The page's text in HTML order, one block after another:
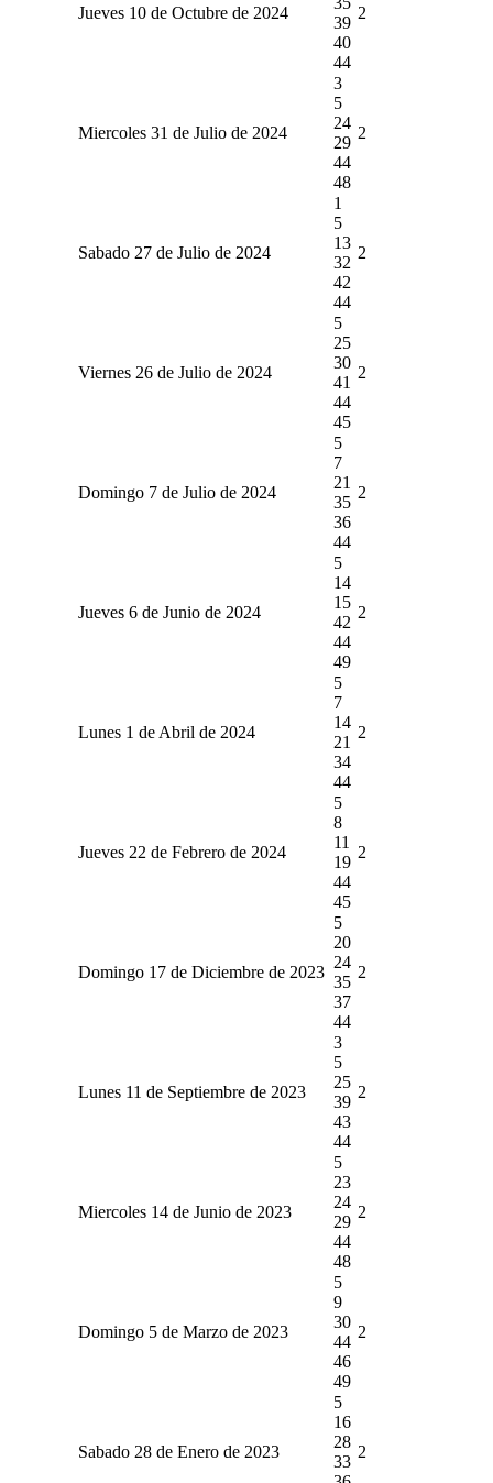
Jueves 10 de Octubre de 2024
39
40
44
2
Miercoles 31 de Julio de 2024
3
5
24
29
44
48
2
Sabado 27 de Julio de 2024
1
5
13
32
42
44
2
Viernes 26 de Julio de 2024
5
25
30
41
44
45
2
Domingo 7 de Julio de 2024
5
7
21
35
36
44
2
Jueves 6 de Junio de 2024
5
14
15
42
44
49
2
Lunes 1 de Abril de 2024
5
7
14
21
34
44
2
Jueves 22 de Febrero de 2024
5
8
11
19
44
45
2
Domingo 17 de Diciembre de 2023
5
20
24
35
37
44
2
Lunes 11 de Septiembre de 2023
3
5
25
39
43
44
2
Miercoles 14 de Junio de 2023
5
23
24
29
44
48
2
Domingo 5 de Marzo de 2023
5
9
30
44
46
49
2
Sabado 28 de Enero de 2023
5
16
28
33
2